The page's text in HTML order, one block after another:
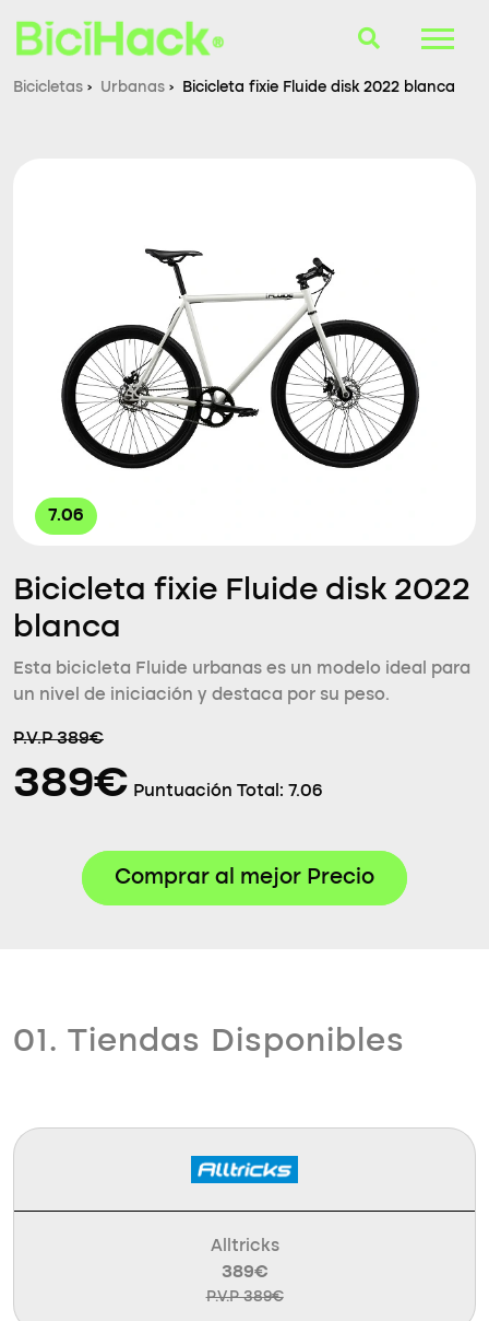
Accesorios
Consultorio
Blog
Bicicletas › Urbanas › Bicicleta fixie Fluide disk 2022 blanca
7.06
Bicicleta fixie Fluide disk 2022
blanca
Esta bicicleta Fluide urbanas es un modelo ideal para
un nivel de iniciación y destaca por su peso.
P.V.P 389€
389€ Puntuación Total: 7.06
Comprar al mejor Precio
01. Tiendas Disponibles
Alltricks
389€
P.V.P 389€